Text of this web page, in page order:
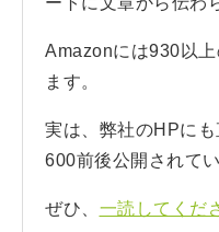
Amazonには930以
ます。
実は、弊社のHPに
600前後公開されてい
ぜひ、 一読してくだ